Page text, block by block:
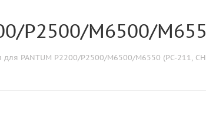
P2500/M6500/
PANTUM P2200/P2500/M6500/M6550 (PC-211,